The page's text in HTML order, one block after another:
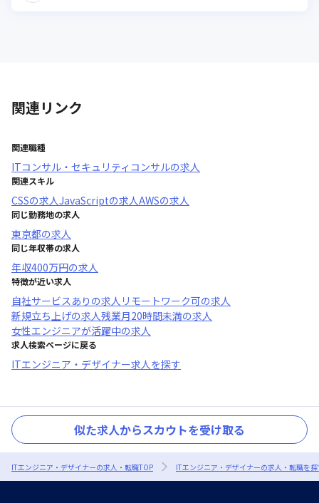
関連リンク
関連職種
ITコンサル・セキュリティコンサルの求人
関連スキル
CSSの求人JavaScriptの求人AWSの求人
同じ勤務地の求人
東京都の求人
同じ年収帯の求人
年収400万円の求人
特徴が近い求人
自社サービスあり の求人 リモートワーク可の求人
新規立ち上げの求人残業月20時間未満の求人
女性エンジニアが活躍中の求人
求人検索ページに戻る
ITエンジニア・デザイナー求人を探す
似た求人からスカウトを受け取る
ITエンジニア・デザイナーの求人・転職TOP ITエンジニア・デザイナーの求人・転職を